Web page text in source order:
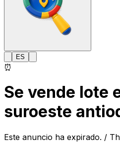
ES
⏰
Se vende lote
suroeste
Este anuncio ha expirado. /